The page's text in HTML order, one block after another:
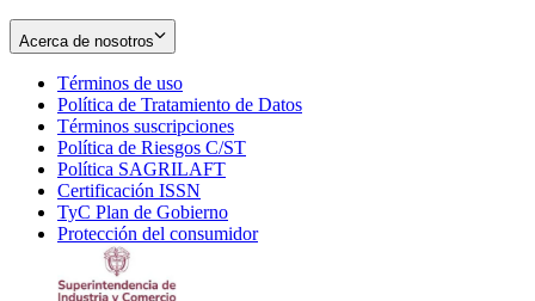
Acerca de nosotros
Términos de uso
in
new
window
Política de Tratamiento de Datos
Términos suscripciones
in
Política de Riesgos C/ST
Política SAGRILAFT
new
window
Certificación ISSN
in
new
TyC Plan de Gobierno
in
Protección del consumidorOpens